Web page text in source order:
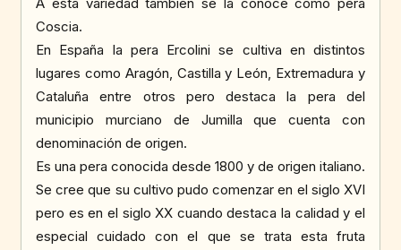
Coscia.
En España la pera Ercolini se cultiva en distintos
lugares como Aragón, Castilla y León, Extremadura y
Cataluña entre otros pero destaca la pera del
municipio murciano de Jumilla que cuenta con
denominación de origen.
Es una pera conocida desde 1800 y de origen italiano.
Se cree que su cultivo pudo comenzar en el siglo XVI
pero es en el siglo XX cuando destaca la calidad y el
especial cuidado con el que se trata esta fruta